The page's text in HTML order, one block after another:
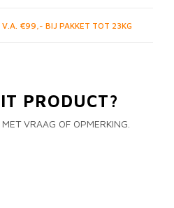
V.A. €99,- BIJ PAKKET TOT 23KG
PRODUCT?
VRAAG OF OPMERKING.